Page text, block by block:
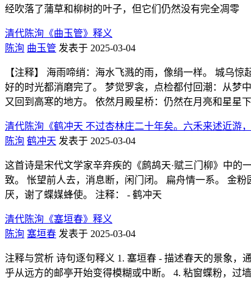
经吹落了蒲草和柳树的叶子，但它们仍然没有完全凋零
清代陈洵《曲玉管》释义
陈洵 曲玉管 发表于 2025-03-04
【注释】 海雨啼绡：海水飞溅的雨，像绢一样。 城乌
好的时光都消磨完了。 梦觉罗衾，点检都付回潮：从梦
又回到高寒的地方。 依然月殿星桥：仍然在月亮和星星下
清代陈洵《鹤冲天 不过杏林庄二十年矣。六禾来述近游
陈洵 鹤冲天 发表于 2025-03-04
这首诗是宋代文学家辛弃疾的《鹧鸪天·赋三门柳》中的
致。 怅望前人去，消息断，闲门闭。 扁舟情一系。 金
厌，谢了蝶媒蜂使。 注释： - 鹤冲天
清代陈洵《塞垣春》释义
陈洵 塞垣春 发表于 2025-03-04
注释与赏析 诗句逐句释义 1. 塞垣春 - 描述春天的景象，
乎从远方的邮亭开始变得模糊或中断。 4. 粘窗蝶粉，过